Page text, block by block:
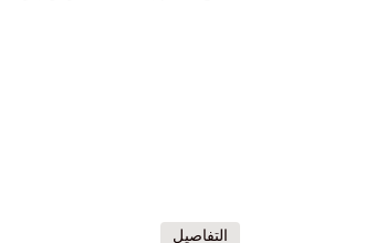
التفاصيل